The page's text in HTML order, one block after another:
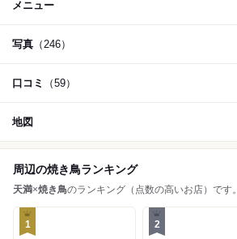
メニュー
写真 （246）
口コミ （59）
地図
周辺の焼き鳥ランキング
天満×焼き鳥のランキング（点数の高いお店）です。
1 2